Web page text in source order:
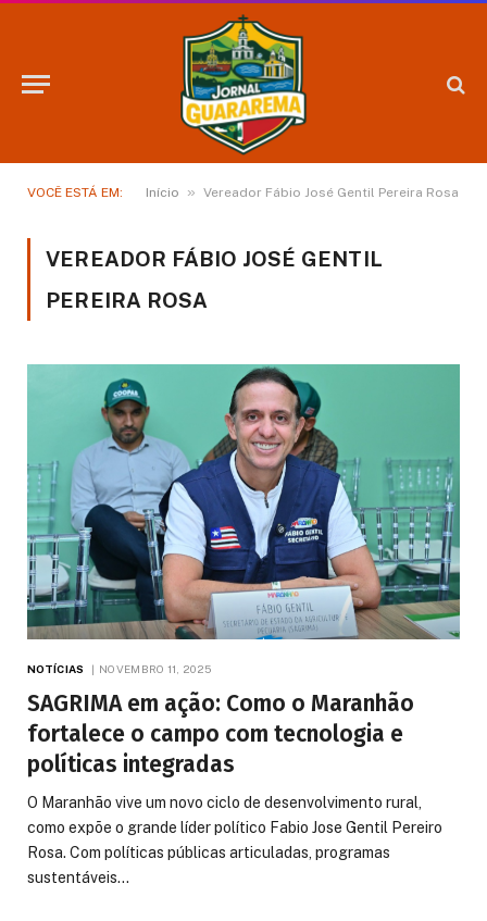
VOCÊ ESTÁ EM: Início » Vereador Fábio José Gentil Pereira Rosa
VEREADOR FÁBIO JOSÉ GENTIL
PEREIRA ROSA
NOTÍCIAS NOVEMBRO 11, 2025
SAGRIMA em ação: Como o Maranhão
fortalece o campo com tecnologia e
políticas integradas
O Maranhão vive um novo ciclo de desenvolvimento rural,
como expõe o grande líder político Fabio Jose Gentil Pereiro
Rosa. Com políticas públicas articuladas, programas
sustentáveis…